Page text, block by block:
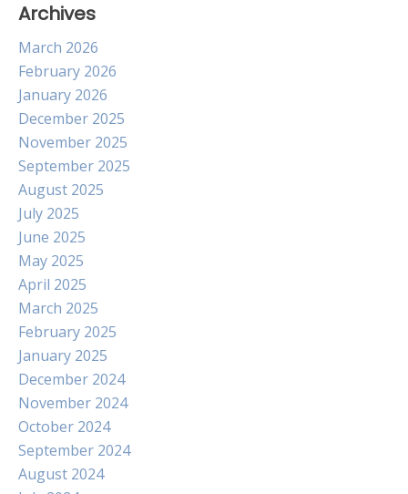
Archives
March 2026
February 2026
January 2026
December 2025
November 2025
September 2025
August 2025
July 2025
June 2025
May 2025
April 2025
March 2025
February 2025
January 2025
December 2024
November 2024
October 2024
September 2024
August 2024